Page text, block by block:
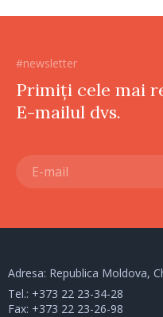
#newsletter
Primiți cele mai
E-mailul dvs.
Adresa: Republica Moldova,
Tel.: +373 22 23-34-28
Fax: +373 22 23-26-98